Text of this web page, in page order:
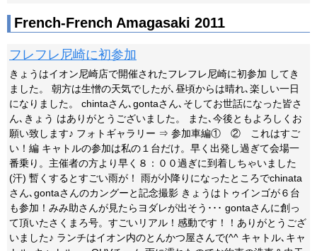
French-French Amagasaki 2011
フレフレ尼崎に初参加
きょうはイオン尼崎店で開催されたフレフレ尼崎に初参加 してき
ました。 朝方は生憎の天気でしたが､昼頃からは晴れ､楽しい一日
になりました。 chintaさん､gontaさん､そしてお世話になった皆さ
ん､きょう はありがとうございました。 また､今後ともよろしくお
願い致します♪ フォトギャラリー ⇒ 参加車編① ② これはすご
い！編 キャトルの参加は私の１台だけ。早く出発し過ぎて会場一
番乗り。主催者の方より早く８：００過ぎに到着しちゃいました
(汗) 暫くするとすごい雨が！ 雨が小降りになったところでchinata
さん､gontaさんのカングーと記念撮影 きょうはトゥインゴが６台
も参加！みみ助さんが見たらヨダレが出そう･･･ gontaさんに創っ
て頂いたさくまろ号。すごいリアル！感動です！！ありがとうござ
いました♪ ランチはイオン内のとんかつ屋さんで(^^ キャトル､キャ